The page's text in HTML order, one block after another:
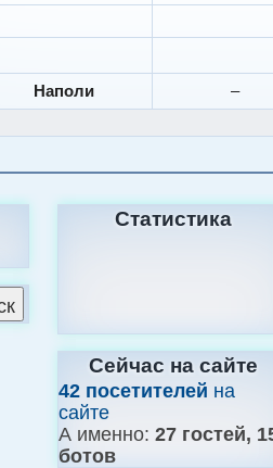
Наполи –
Статистика
Сейчас на сайте
42 посетителей на
сайте
А именно: 27 гостей,
ботов